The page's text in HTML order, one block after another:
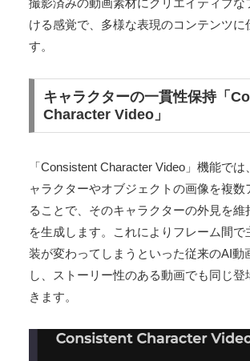
撮影済みの動画素材にクリエイティブな
ける感覚で、多様な表現のコンテンツに
す。
キャラクターの一貫性保持「
Character Video」
「Consistent Character Video」機能で
ャラクターやオブジェクトの画像を複数
ることで、そのキャラクターの外見を維
を生成します​。これによりフレーム間で
装が変わってしまうといった従来のAI動
し、ストーリー性のある動画でも同じ登
きます​。